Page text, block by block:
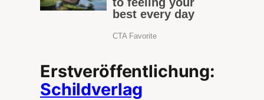
Erstveröffentlichung:
Schildverlag